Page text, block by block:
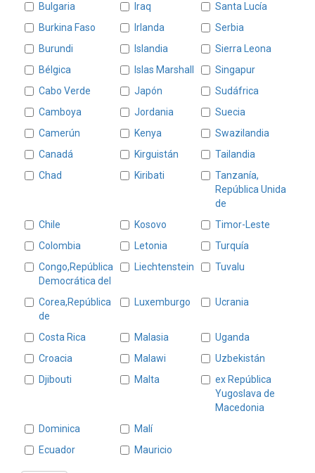
Bulgaria
Iraq
Santa Lucía
Burkina Faso
Irlanda
Serbia
Burundi
Islandia
Sierra Leona
Bélgica
Islas Marshall
Singapur
Cabo Verde
Japón
Sudáfrica
Camboya
Jordania
Suecia
Camerún
Kenya
Swazilandia
Canadá
Kirguistán
Tailandia
Chad
Kiribati
Tanzanía,
República Unida
de
Chile
Kosovo
Timor-Leste
Colombia
Letonia
Turquía
Congo,República
Democrática del
Liechtenstein Tuvalu
Corea,República
de
Luxemburgo Ucrania
Costa Rica Malasia
Uganda
Croacia
Malawi
Uzbekistán
Djibouti
Malta
ex República
Yugoslava de
Macedonia
Dominica
Malí
Ecuador
Mauricio